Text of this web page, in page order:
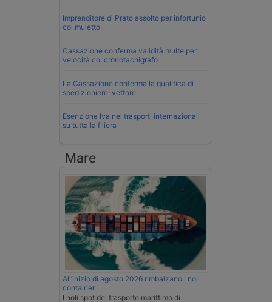
Imprenditore di Prato assolto per infortunio
col muletto
Cassazione conferma validità multe per
velocità col cronotachigrafo
La Cassazione conferma la qualifica di
spedizioniere-vettore
Esenzione Iva nei trasporti internazionali
su tutta la filiera
Mare
All’inizio di agosto 2026 rimbalzano i noli
container
I noli spot del trasporto marittimo di